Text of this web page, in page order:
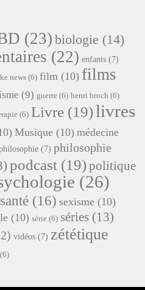
(23) biologie (14)
(22) enfants (7)
news (6) film (10) films
(9) guerre (6) henri broch (6)
(6) Livre (19)livres
Musique (10) médecine
(7) philosophie
podcast (19)politique
(26)
santé (16) sexisme (10)
(10) série (6) séries (13)
vidéos (7) zététique
(6)